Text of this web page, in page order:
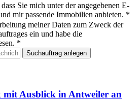
Sie mich unter der angegebenen E-
mir passende Immobilien anbieten. *
meiner Daten zum Zweck der
ein und habe die
*
Suchauftrag anlegen
Ausblick in Antweiler an